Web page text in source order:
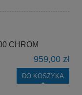
CHROM
959,00 zł
DO KOSZYKA